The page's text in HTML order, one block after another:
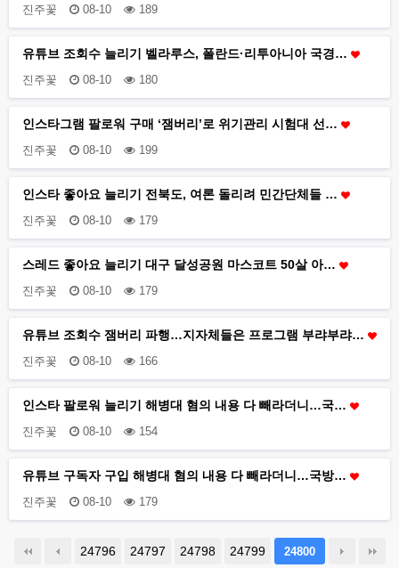
진주꽃 08-10 189
유튜브 조회수 늘리기 벨라루스, 폴란드·리투아니아 국경…
진주꽃 08-10 180
인스타그램 팔로워 구매 ‘잼버리’로 위기관리 시험대 선…
진주꽃 08-10 199
인스타 좋아요 늘리기 전북도, 여론 돌리려 민간단체들 …
진주꽃 08-10 179
스레드 좋아요 늘리기 대구 달성공원 마스코트 50살 아…
진주꽃 08-10 179
유튜브 조회수 잼버리 파행…지자체들은 프로그램 부랴부랴…
진주꽃 08-10 166
인스타 팔로워 늘리기 해병대 혐의 내용 다 빼라더니…국…
진주꽃 08-10 154
유튜브 구독자 구입 해병대 혐의 내용 다 빼라더니…국방…
진주꽃 08-10 179
24796 24797 24798 24799 24800